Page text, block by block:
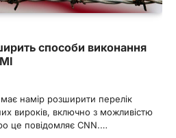
способи виконання
намір розширити перелік
вироків, включно з можливістю
це повідомляє CNN.…